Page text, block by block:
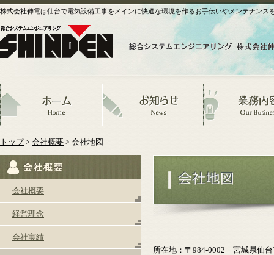
株式会社伸電は仙台で電気設備工事をメインに快適な環境を作るお手伝いやメンテナンス
トップ> 会社概要 > 会社地図
所在地：〒984-0002 宮城県仙
会社概要
経営理念
会社実績